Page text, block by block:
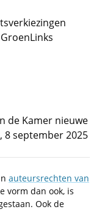
de Kamer nieuwe
8 september 2025
auteursrechten van
vorm dan ook, is
Ook de